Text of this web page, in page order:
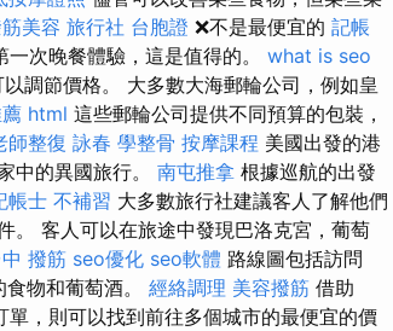
美容 旅行社 台胞證 ❌不是最便宜的 記帳
次晚餐體驗，這是值得的。 what is seo
調節價格。 大多數大海郵輪公司，例如皇
html 這些郵輪公司提供不同預算的包裝，
師整復 詠春 學整骨 按摩課程 美國出發的港
中的異國旅行。 南屯推拿 根據巡航的出發
帳士 不補習 大多數旅行社建議客人了解他們
。 客人可以在旅途中發現巴洛克宮，葡萄
撥筋 seo優化 seo軟體 路線圖包括訪問
物和葡萄酒。 經絡調理 美容撥筋 借助
，則可以找到前往多個城市的最便宜的價